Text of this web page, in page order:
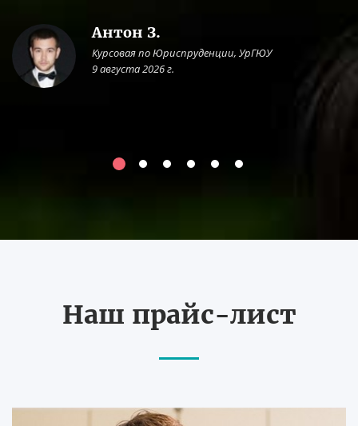
Антон З.
Курсовая по Юриспруденции, УрГЮУ
9 августа 2026 г.
Наш прайс-лист